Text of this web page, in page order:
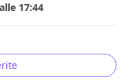
17:44